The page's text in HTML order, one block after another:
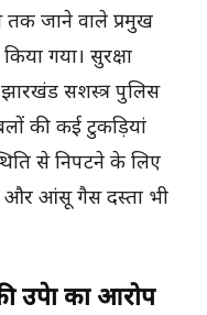
तक जाने वाले प्रमुख
गया। सुरक्षा
सशस्त्र पुलिस
की कई टुकड़ियां
से निपटने के लिए
और आंसू गैस दस्ता भी
का आरोप